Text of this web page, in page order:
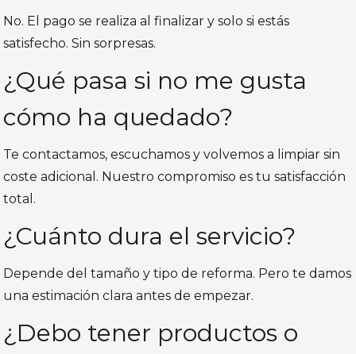
No. El pago se realiza al finalizar y solo si estás
satisfecho. Sin sorpresas.
¿Qué pasa si no me gusta
cómo ha quedado?
Te contactamos, escuchamos y volvemos a limpiar sin
coste adicional. Nuestro compromiso es tu satisfacción
total.
¿Cuánto dura el servicio?
Depende del tamaño y tipo de reforma. Pero te damos
una estimación clara antes de empezar.
¿Debo tener productos o